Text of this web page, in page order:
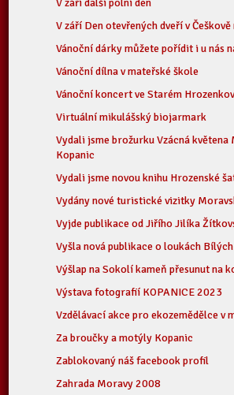
V září další polní den
V září Den otevřených dveří v
Vánoční dárky můžete pořídit i u nás
Vánoční dílna v mateřské škole
Vánoční koncert ve Starém
Virtuální mikulášský biojarmark
Vydali jsme brožurku Vzácná květena
Kopanic
Vydali jsme novou knihu Hrozenské
Vydány nové turistické vizitky
Vyjde publikace od Jiřího Jilíka
Vyšla nová publikace o loukách
Výšlap na Sokolí kameň přesunut na
Výstava fotografií KOPANICE 2023
Vzdělávací akce pro ekozemědělce v
Za broučky a motýly Kopanic
Zablokovaný náš facebook profil
Zahrada Moravy 2008